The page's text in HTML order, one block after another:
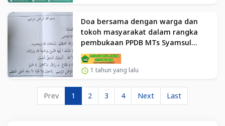
Doa bersama dengan warga dan
tokoh masyarakat dalam rangka
pembukaan PPDB MTs Syamsul
Huda Kedungreja TP 2025/2026
1 tahun yang lalu
Prev 1 2 3 4 Next Last